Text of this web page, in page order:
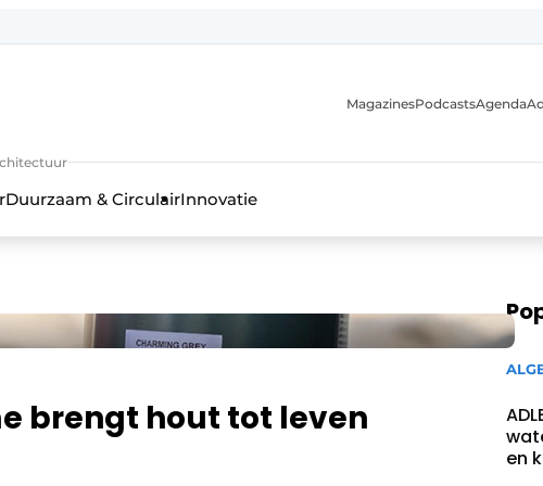
MagazinesPodcastsAgenda
Duurzaam & CirculairInnovatie
brengt hout tot leven
en